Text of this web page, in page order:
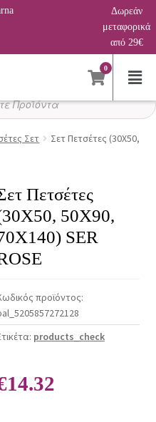
Δωρεάν
μεταφορικά
από 29€
0
Σετ
Σετ Πετσέτες (30X50,
Πετσέτες
50X90,
SER
προϊόντος:
products_check
14.32